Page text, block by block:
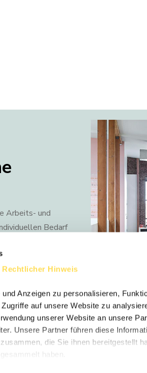
Rechtlicher Hinweis
Anzeigen zu personalisieren,
auf unsere Website zu
unserer Website an unsere
Unsere Partner führen diese
die Sie ihnen bereitgestellt
haben.
Arbeits- und
Bedarf
von über 150
Beratung auch